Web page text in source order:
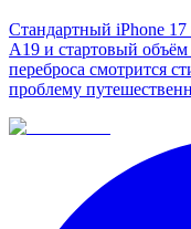
Стандартный iPhone
A19 и стартовый
переброса смотрится
проблему